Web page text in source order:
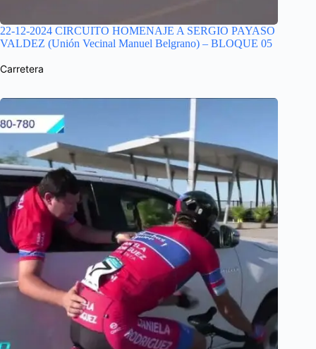
22-12-2024 CIRCUITO HOMENAJE A SERGIO PAYASO
VALDEZ (Unión Vecinal Manuel Belgrano) – BLOQUE 05
Carretera